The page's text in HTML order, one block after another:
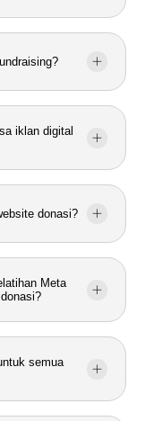
iklan digital
donasi?
Meta
semua